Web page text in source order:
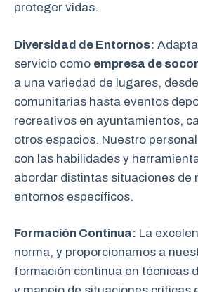
proteger vidas.
Diversidad de Entornos:
servicio como empresa de
a una variedad de lugares,
comunitarias hasta eventos
recreativos en ayuntamientos,
otros espacios. Nuestro
con las habilidades y
abordar distintas situaciones de
entornos específicos.
Formación Continua: La
norma, y proporcionamos a
formación continua en técnicas